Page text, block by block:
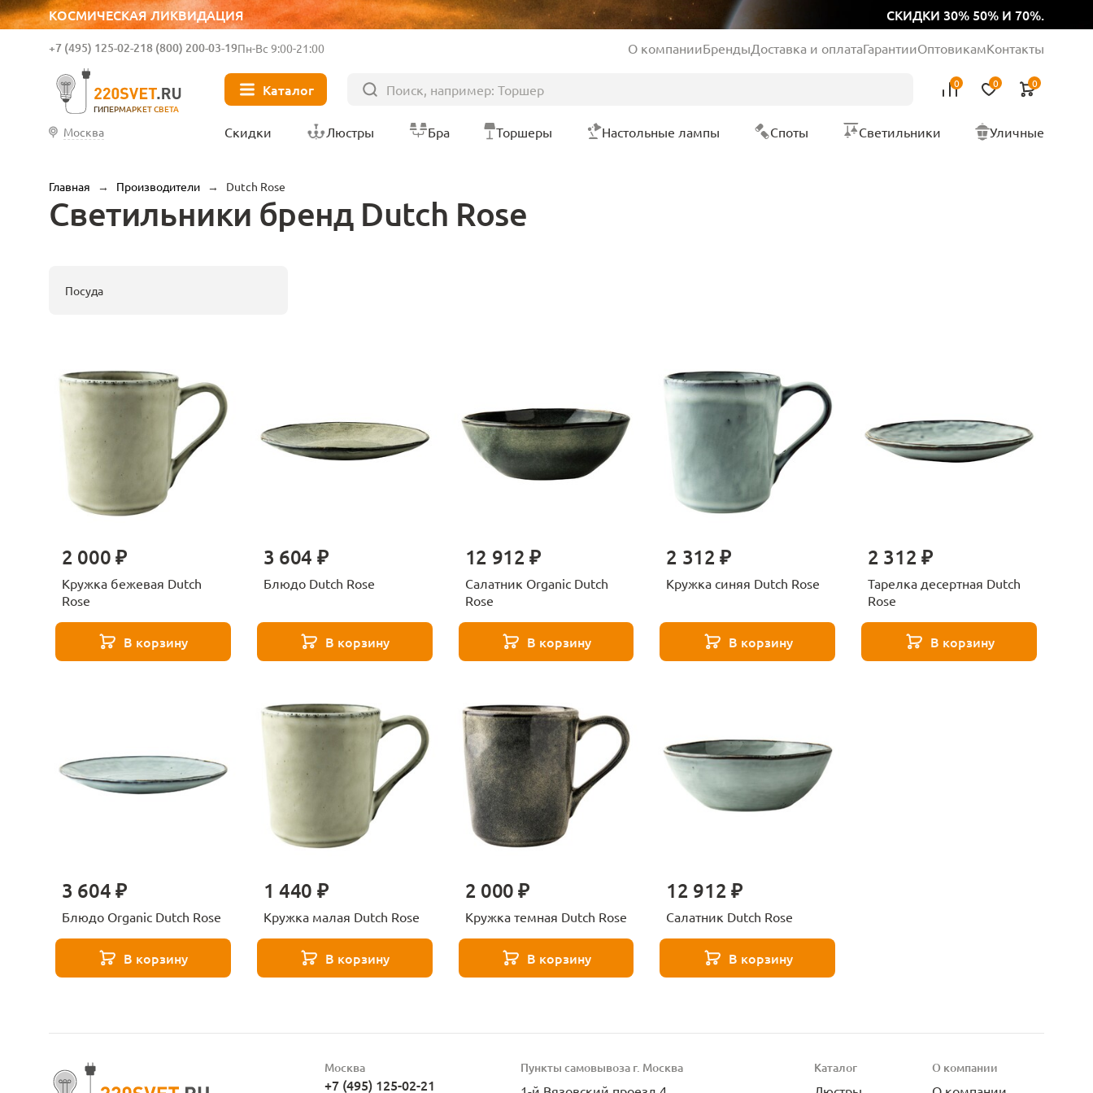
КОСМИЧЕСКАЯ ЛИКВИДАЦИЯ СКИДКИ 30% 50% И 70%.
ГИПЕРМАРКЕТ СВЕТА
+7 (495) 125-02-218 (800) 200-03-19Пн-Вс 9:00-21:00 О компанииБрендыДоставка и оплатаГарантииОптовикамКонтакты
Каталог 0 0 0
Москва Скидки Люстры Бра Торшеры Настольные лампы Споты Светильники Уличные
Главная → Производители → Dutch Rose
Светильники бренд Dutch Rose
Посуда
2 000 ₽
Кружка бежевая Dutch
Rose
В корзину
3 604 ₽
Блюдо Dutch Rose
В корзину
12 912 ₽
Салатник Organic Dutch
Rose
В корзину
2 312 ₽
Кружка синяя Dutch Rose
В корзину
2 312 ₽
Тарелка десертная Dutch
Rose
В корзину
3 604 ₽
Блюдо Organic Dutch Rose
В корзину
1 440 ₽
Кружка малая Dutch Rose
В корзину
2 000 ₽
Кружка темная Dutch Rose
В корзину
12 912 ₽
Салатник Dutch Rose
В корзину
Москва
+7 (495) 125-02-21
Пункты самовывоза г. Москва Каталог О компании